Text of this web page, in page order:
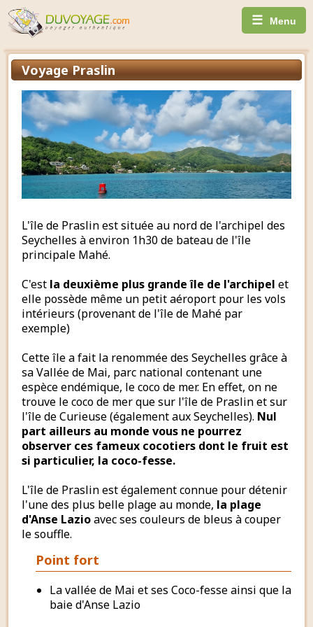
☰ Menu
Voyage Praslin
L'île de Praslin est située au nord de l'archipel des
Seychelles à environ 1h30 de bateau de l'île
principale Mahé.
C'est la deuxième plus grande île de l'archipel et
elle possède même un petit aéroport pour les vols
intérieurs (provenant de l'île de Mahé par
exemple)
Cette île a fait la renommée des Seychelles grâce à
sa Vallée de Mai, parc national contenant une
espèce endémique, le coco de mer. En effet, on ne
trouve le coco de mer que sur l'île de Praslin et sur
l'île de Curieuse (également aux Seychelles). Nul
part ailleurs au monde vous ne pourrez
observer ces fameux cocotiers dont le fruit est
si particulier, la coco-fesse.
L'île de Praslin est également connue pour détenir
l'une des plus belle plage au monde, la plage
d'Anse Lazioavec ses couleurs de bleus à couper
le souffle.
Point fort
La vallée de Mai et ses Coco-fesse ainsi que la
baie d'Anse Lazio